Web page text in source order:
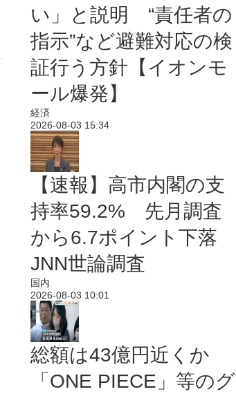
い」と説明 “責任者の
指示”など避難対応の検
証行う方針【イオンモ
ール爆発】
経済
2026-08-03 15:34
【速報】高市内閣の支
持率59.2% 先月調査
から6.7ポイント下落
JNN世論調査
国内
2026-08-03 10:01
総額は43億円近くか
「ONE PIECE」等のグ